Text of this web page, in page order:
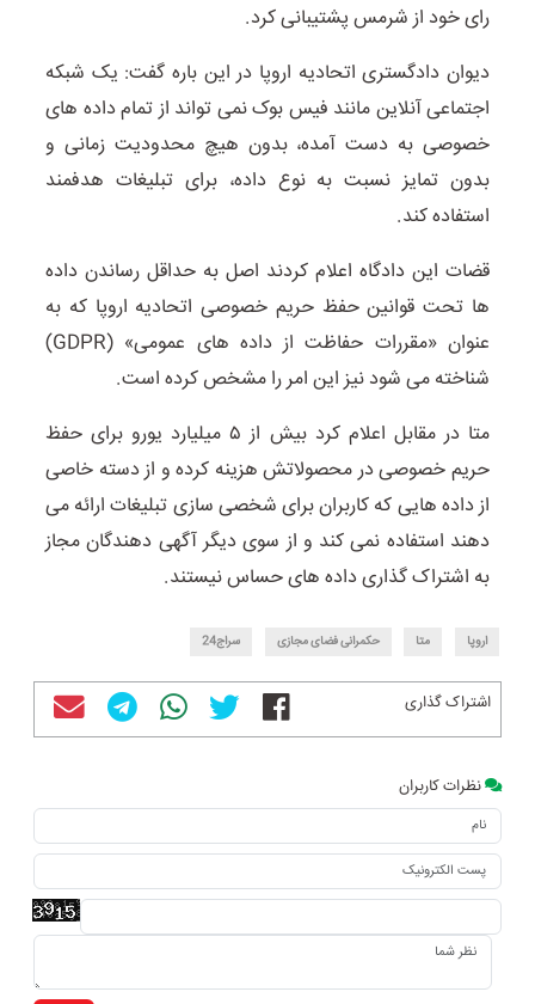
رای خود از شرمس پشتیبانی کرد.
دیوان دادگستری اتحادیه اروپا در این باره گفت: یک شبکه
اجتماعی آنلاین مانند فیس بوک نمی تواند از تمام داده های
خصوصی به دست آمده، بدون هیچ محدودیت زمانی و
بدون تمایز نسبت به نوع داده، برای تبلیغات هدفمند
استفاده کند.
قضات این دادگاه اعلام کردند اصل به حداقل رساندن داده
ها تحت قوانین حفظ حریم خصوصی اتحادیه اروپا که به
عنوان «مقررات حفاظت از داده های عمومی» (GDPR)
شناخته می شود نیز این امر را مشخص کرده است.
متا در مقابل اعلام کرد بیش از ۵ میلیارد یورو برای حفظ
حریم خصوصی در محصولاتش هزینه کرده و از دسته خاصی
از داده هایی که کاربران برای شخصی سازی تبلیغات ارائه می
دهند استفاده نمی کند و از سوی دیگر آگهی دهندگان مجاز
به اشتراک گذاری داده های حساس نیستند.
اروپا متا حکمرانی فضای مجازی سراج24
اشتراک گذاری
نظرات کاربران